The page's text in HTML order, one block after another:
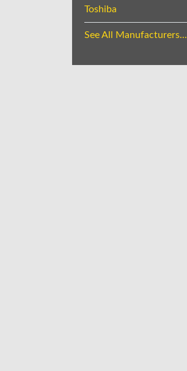
Toshiba
See All Manufacturers...